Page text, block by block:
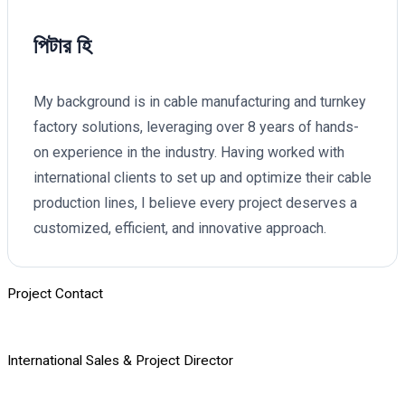
পিটার হি
My background is in cable manufacturing and turnkey
factory solutions, leveraging over 8 years of hands-
on experience in the industry. Having worked with
international clients to set up and optimize their cable
production lines, I believe every project deserves a
customized, efficient, and innovative approach.
Project Contact
International Sales & Project Director